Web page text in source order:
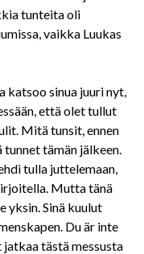
tunteita oli
vaikka Luukas
katsoo sinua juuri nyt,
että olet tullut
Mitä tunsit, ennen
tämän jälkeen.
tulla juttelemaan,
Mutta tänä
yksin. Sinä kuulut
Du är inte
jatkaa tästä messusta